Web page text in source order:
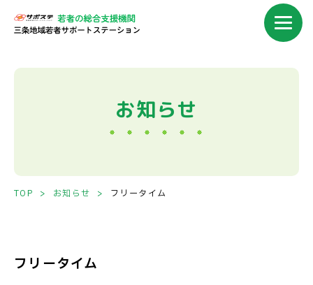
お知らせ
TOP お知らせ フリータイム
フリータイム